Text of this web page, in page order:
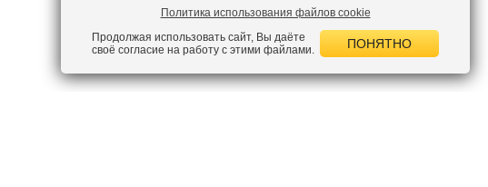
Политика использования файлов cookie
Продолжая использовать сайт, Вы даёте
своё согласие на работу с этими файлами.
ПОНЯТНО